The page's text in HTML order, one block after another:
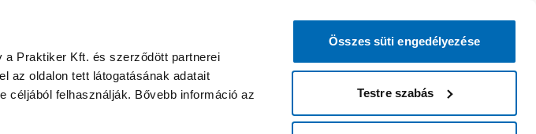
a Praktiker Kft. és szerződött partnerei
az oldalon tett látogatásának adatait
céljából felhasználják. Bővebb információ az
Összes süti engedélyezése
Testre szabás